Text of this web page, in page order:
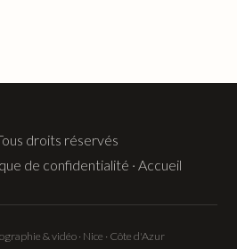
droits réservés
de confidentialité ·Accueil
& vidéo · Nice · Côte d'Azur